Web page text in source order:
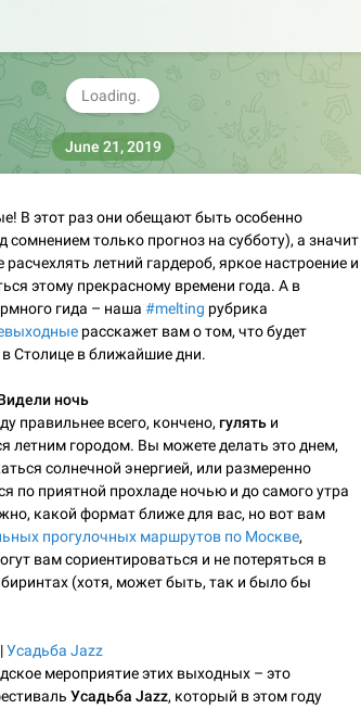
387
, edited
3
В этот раз они обещают быть особенно
только прогноз на субботу), а значит
расчехлять летний гардероб, яркое настроение и
этому прекрасному времени года. А в
гида – наша #melting рубрика
расскажет вам о том, что будет
в Столице в ближайшие дни.
ночь
правильнее всего, кончено, гулять и
летним городом. Вы можете делать это днем,
солнечной энергией, или размеренно
по приятной прохладе ночью и до самого утра
какой формат ближе для вас, но вот вам
прогулочных маршрутов по Москве,
вам сориентироваться и не потеряться в
(хотя, может быть, так и было бы
|Усадьба Jazz
мероприятие этих выходных – это
Усадьба Jazz, который в этом году
June 21, 2019